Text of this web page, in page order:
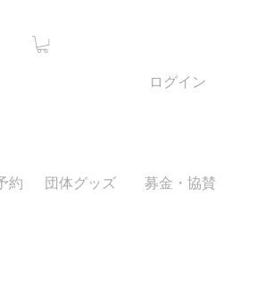
ログイン
約 団体グッズ 募金・協賛